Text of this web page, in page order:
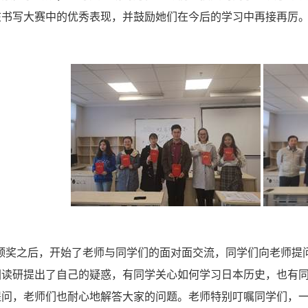
写大赛中的优秀表现，并鼓励她们在今后的学习中再接再厉
奖之后，开始了老师与同学们的面对面交流，同学们向老师
研提出了自己的疑惑，有同学关心如何学习日本历史，也
，老师们也耐心地解答大家的问题。老师特别叮嘱同学们，